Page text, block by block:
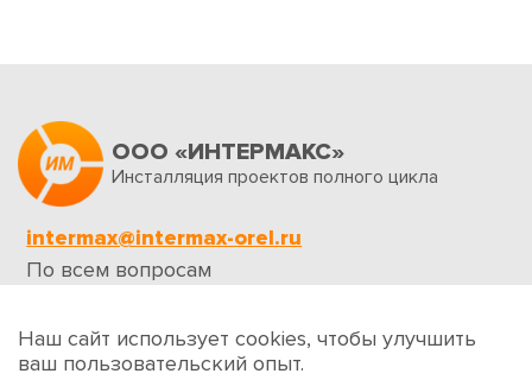
ООО «ИНТЕРМАКС»
Инсталляция проектов полного цикла
intermax@intermax-orel.ru
По всем вопросам
Обратная связь
Наш сайт использует cookies, чтобы улучшить
ваш пользовательский опыт.